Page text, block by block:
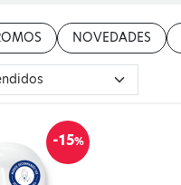
NOVEDADES
-15%